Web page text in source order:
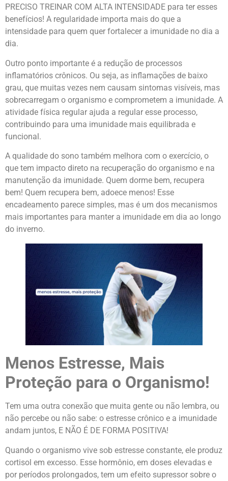
PRECISO TREINAR COM ALTA INTENSIDADE para ter esses
benefícios! A regularidade importa mais do que a
intensidade para quem quer fortalecer a imunidade no dia a
dia.
Outro ponto importante é a redução de processos
inflamatórios crônicos. Ou seja, as inflamações de baixo
grau, que muitas vezes nem causam sintomas visíveis, mas
sobrecarregam o organismo e comprometem a imunidade. A
atividade física regular ajuda a regular esse processo,
contribuindo para uma imunidade mais equilibrada e
funcional.
A qualidade do sono também melhora com o exercício, o
que tem impacto direto na recuperação do organismo e na
manutenção da imunidade. Quem dorme bem, recupera
bem! Quem recupera bem, adoece menos! Esse
encadeamento parece simples, mas é um dos mecanismos
mais importantes para manter a imunidade em dia ao longo
do inverno.
Menos Estresse, Mais
Proteção para o Organismo!
Tem uma outra conexão que muita gente ou não lembra, ou
não percebe ou não sabe: o estresse crônico e a imunidade
andam juntos, E NÃO É DE FORMA POSITIVA!
Quando o organismo vive sob estresse constante, ele produz
cortisol em excesso. Esse hormônio, em doses elevadas e
por períodos prolongados, tem um efeito supressor sobre o